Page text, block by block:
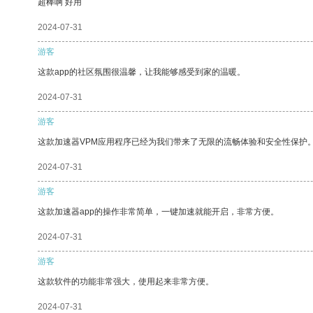
超棒啊 好用
2024-07-31
游客
这款app的社区氛围很温馨，让我能够感受到家的温暖。
2024-07-31
游客
这款加速器VPM应用程序已经为我们带来了无限的流畅体验和安全性保护
2024-07-31
游客
这款加速器app的操作非常简单，一键加速就能开启，非常方便。
2024-07-31
游客
这款软件的功能非常强大，使用起来非常方便。
2024-07-31